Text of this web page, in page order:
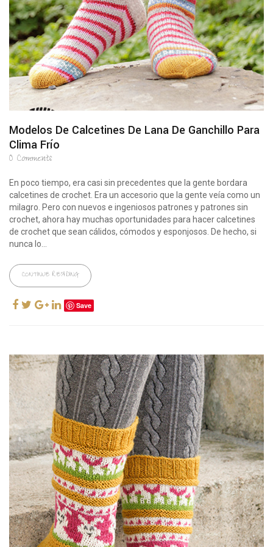
Modelos De Calcetines De Lana De Ganchillo Para
Clima Frío
0 Comments
En poco tiempo, era casi sin precedentes que la gente bordara
calcetines de crochet. Era un accesorio que la gente veía como un
milagro. Pero con nuevos e ingeniosos patrones y patrones sin
crochet, ahora hay muchas oportunidades para hacer calcetines
de crochet que sean cálidos, cómodos y esponjosos. De hecho, si
nunca lo...
CONTINUE READING
Save